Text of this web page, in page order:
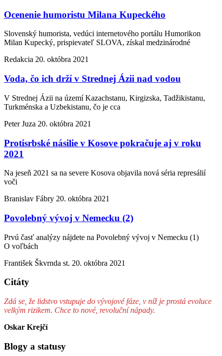
Ocenenie humoristu Milana Kupeckého
Slovenský humorista, vedúci internetového portálu Humorikon
Milan Kupecký, prispievateľ SLOVA, získal medzinárodné
Redakcia 20. októbra 2021
Voda, čo ich drží v Strednej Ázii nad vodou
V Strednej Ázii na území Kazachstanu, Kirgizska, Tadžikistanu,
Turkménska a Uzbekistanu, čo je cca
Peter Juza 20. októbra 2021
Protisrbské násilie v Kosove pokračuje aj v roku
2021
Na jeseň 2021 sa na severe Kosova objavila nová séria represálií
voči
Branislav Fábry 20. októbra 2021
Povolebný vývoj v Nemecku (2)
Prvú časť analýzy nájdete na Povolebný vývoj v Nemecku (1)
O voľbách
František Škvrnda st. 20. októbra 2021
Citáty
Zdá se, že lidstvo vstupuje do vývojové fáze, v níž je prostá evoluce
velkým rizikem. Chce to nové, revoluční nápady.
Oskar Krejčí
Blogy a statusy